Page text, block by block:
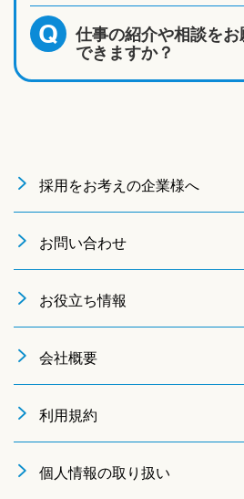
Q 仕事の紹介や相談を
できますか？
採用をお考えの企業様へ
お問い合わせ
お役立ち情報
会社概要
利用規約
個人情報の取り扱い